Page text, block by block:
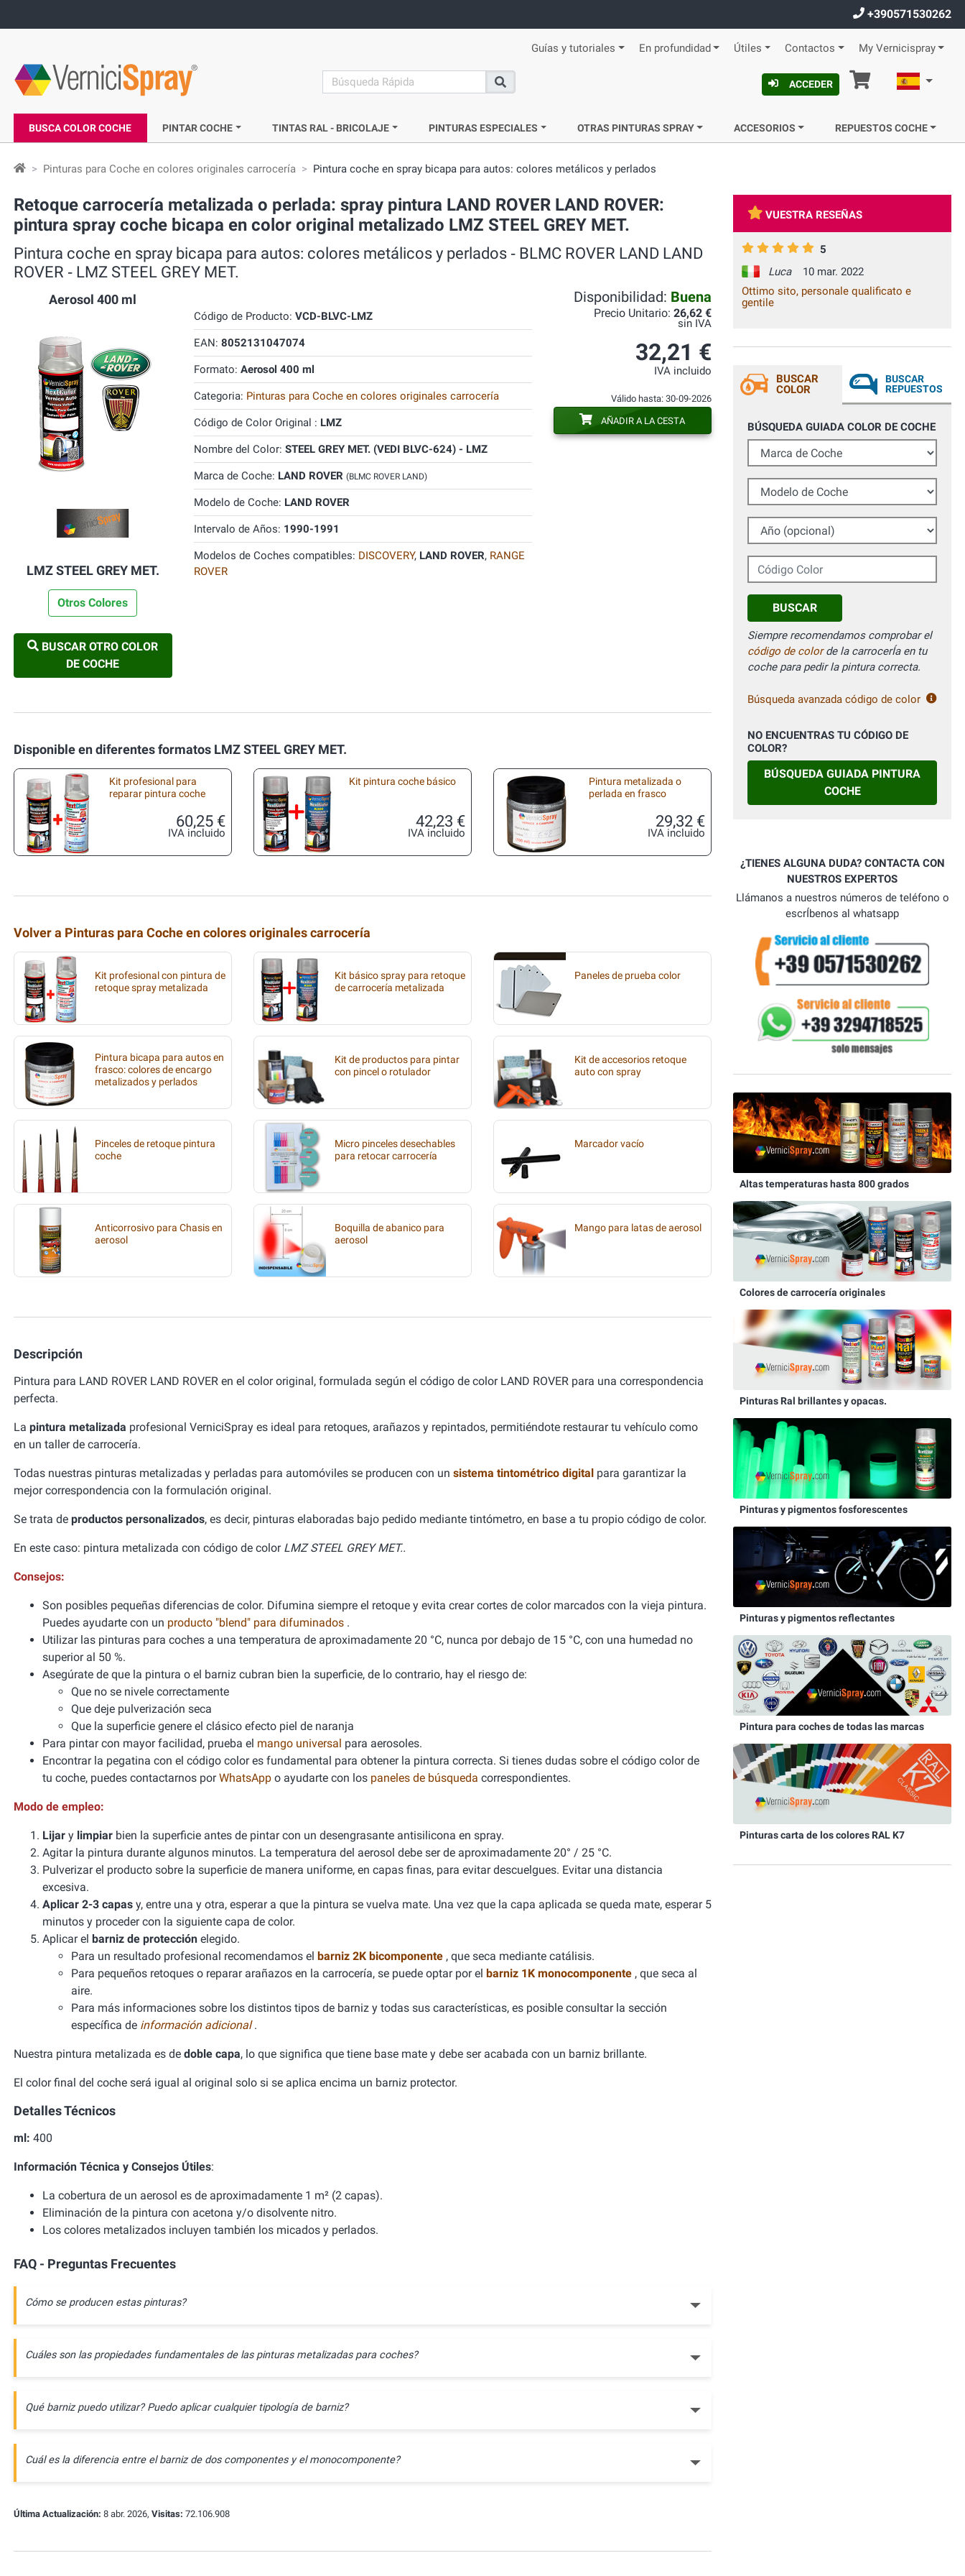
+390571530262
Guías y tutoriales En profundidad Útiles Contactos My Vernicispray
search
Buscar
ACCEDER Cesta Español
BUSCA COLOR COCHE PINTAR COCHE TINTAS RAL - BRICOLAJE PINTURAS ESPECIALES OTRAS PINTURAS SPRAY ACCESORIOS REPUESTOS COCHE
Pinturas para Coche en colores originales carrocería Pintura coche en spray bicapa para autos: colores metálicos y perlados
Retoque carrocería metalizada o perlada: spray pintura LAND ROVER LAND ROVER:
pintura spray coche bicapa en color original metalizado LMZ STEEL GREY MET.
Pintura coche en spray bicapa para autos: colores metálicos y perlados ‐ BLMC ROVER LAND LAND
ROVER ‐ LMZ STEEL GREY MET.
Aerosol 400 ml
LMZ STEEL GREY MET.
Otros Colores
BUSCAR OTRO COLOR
DE COCHE
Código de Producto: VCD-BLVC-LMZ
EAN: 8052131047074
Formato: Aerosol 400 ml
Categoria: Pinturas para Coche en colores originales carrocería
Código de Color Original : LMZ
Nombre del Color: STEEL GREY MET. (VEDI BLVC-624) - LMZ
Marca de Coche: LAND ROVER (BLMC ROVER LAND)
Modelo de Coche: LAND ROVER
Intervalo de Años: 1990-1991
Modelos de Coches compatibles: DISCOVERY, LAND ROVER, RANGE
ROVER
Disponibilidad: Buena
Precio Unitario: 26,62 €
sin IVA
32,21 €
IVA incluido
Válido hasta: 30-09-2026
AÑADIR A LA CESTA
Disponible en diferentes formatos LMZ STEEL GREY MET.
Kit profesional para
reparar pintura coche
60,25 €
IVA incluido
Kit pintura coche básico
42,23 €
IVA incluido
Pintura metalizada o
perlada en frasco
29,32 €
IVA incluido
Volver a Pinturas para Coche en colores originales carrocería
Kit profesional con pintura de
retoque spray metalizada
Kit básico spray para retoque
de carrocería metalizada
Paneles de prueba color
Pintura bicapa para autos en
frasco: colores de encargo
metalizados y perlados
Kit de productos para pintar
con pincel o rotulador
Kit de accesorios retoque
auto con spray
Pinceles de retoque pintura
coche
Micro pinceles desechables
para retocar carrocería
Marcador vacío
Anticorrosivo para Chasis en
aerosol
Boquilla de abanico para
aerosol
Mango para latas de aerosol
Descripción
Pintura para LAND ROVER LAND ROVER en el color original, formulada según el código de color LAND ROVER para una correspondencia
perfecta.
La pintura metalizada profesional VerniciSpray es ideal para retoques, arañazos y repintados, permitiéndote restaurar tu vehículo como
en un taller de carrocería.
Todas nuestras pinturas metalizadas y perladas para automóviles se producen con un sistema tintométrico digital para garantizar la
mejor correspondencia con la formulación original.
Se trata de productos personalizados, es decir, pinturas elaboradas bajo pedido mediante tintómetro, en base a tu propio código de color.
En este caso: pintura metalizada con código de color LMZ STEEL GREY MET..
Consejos:
Son posibles pequeñas diferencias de color. Difumina siempre el retoque y evita crear cortes de color marcados con la vieja pintura.
Puedes ayudarte con un producto "blend" para difuminados .
Utilizar las pinturas para coches a una temperatura de aproximadamente 20 °C, nunca por debajo de 15 °C, con una humedad no
superior al 50 %.
Asegúrate de que la pintura o el barniz cubran bien la superficie, de lo contrario, hay el riesgo de:
Que no se nivele correctamente
Que deje pulverización seca
Que la superficie genere el clásico efecto piel de naranja
Para pintar con mayor facilidad, prueba el mango universal para aerosoles.
Encontrar la pegatina con el código color es fundamental para obtener la pintura correcta. Si tienes dudas sobre el código color de
tu coche, puedes contactarnos porWhatsApp o ayudarte con los paneles de búsqueda correspondientes.
Modo de empleo:
Lijar y limpiar bien la superficie antes de pintar con un desengrasante antisilicona en spray.
Agitar la pintura durante algunos minutos. La temperatura del aerosol debe ser de aproximadamente 20° / 25 °C.
Pulverizar el producto sobre la superficie de manera uniforme, en capas finas, para evitar descuelgues. Evitar una distancia
excesiva.
Aplicar 2-3 capas y, entre una y otra, esperar a que la pintura se vuelva mate. Una vez que la capa aplicada se queda mate, esperar 5
minutos y proceder con la siguiente capa de color.
Aplicar el barniz de protección elegido.
Para un resultado profesional recomendamos el barniz 2K bicomponente , que seca mediante catálisis.
Para pequeños retoques o reparar arañazos en la carrocería, se puede optar por el barniz 1K monocomponente , que seca al
aire.
Para más informaciones sobre los distintos tipos de barniz y todas sus características, es posible consultar la sección
específica de información adicional.
Nuestra pintura metalizada es de doble capa, lo que significa que tiene base mate y debe ser acabada con un barniz brillante.
El color final del coche será igual al original solo si se aplica encima un barniz protector.
Detalles Técnicos
ml: 400
Información Técnica y Consejos Útiles:
La cobertura de un aerosol es de aproximadamente 1 m² (2 capas).
Eliminación de la pintura con acetona y/o disolvente nitro.
Los colores metalizados incluyen también los micados y perlados.
FAQ - Preguntas Frecuentes
Cómo se producen estas pinturas?
Cuáles son las propiedades fundamentales de las pinturas metalizadas para coches?
Qué barniz puedo utilizar? Puedo aplicar cualquier tipología de barniz?
Cuál es la diferencia entre el barniz de dos componentes y el monocomponente?
Última Actualización: 8 abr. 2026, Visitas: 72.106.908
VUESTRA RESEÑAS
5
Luca
10 mar. 2022
Ottimo sito, personale qualificato e
gentile
BUSCAR
COLOR
BUSCAR
REPUESTOS
BÚSQUEDA GUIADA COLOR DE COCHE
Marca de Coche
Modelo de Coche
Año (opcional)
Código Color
BUSCAR
Siempre recomendamos comprobar el
código de colorde la carrocerÍa en tu
coche para pedir la pintura correcta.
Búsqueda avanzada código de color
NO ENCUENTRAS TU CÓDIGO DE
COLOR?
BÚSQUEDA GUIADA PINTURA
COCHE
¿TIENES ALGUNA DUDA? CONTACTA CON
NUESTROS EXPERTOS
Llámanos a nuestros números de teléfono o
escrÍbenos al whatsapp
Altas temperaturas hasta 800 grados
Colores de carrocería originales
Pinturas Ral brillantes y opacas.
Pinturas y pigmentos fosforescentes
Pinturas y pigmentos reflectantes
Pintura para coches de todas las marcas
Pinturas carta de los colores RAL K7